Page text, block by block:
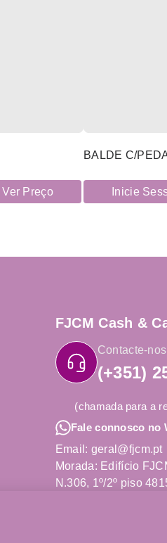
Preço
BALDE C/
Inicie
FJCM Cash &
Contacte-
(+351)
(chamada para a
Fale connosco no
Email: geral@fjcm.pt
Morada: Edifício
N.306, 1º/2º piso